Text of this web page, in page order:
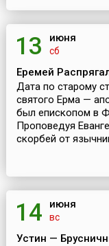
13 июня
сб
Еремей
Дата по старому
святого Ерма —
был епископом в
Проповедуя
скорбей от
14 июня
вс
Устин —